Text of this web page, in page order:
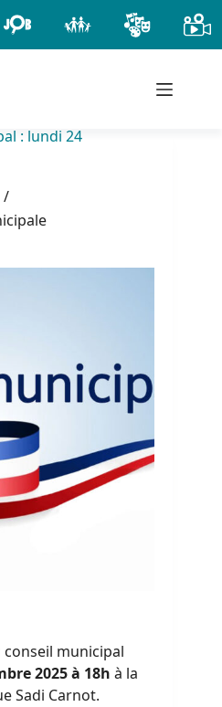
: lundi 24
municipal
2025 à 18h à la
Sadi Carnot.